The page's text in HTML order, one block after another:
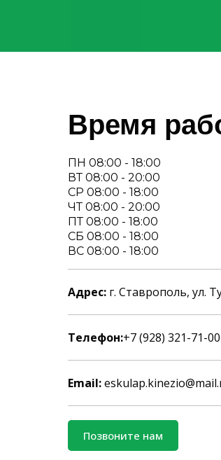
Время
ПН 08:00 - 18:00
ВТ 08:00 - 20:00
СР 08:00 - 18:00
ЧТ 08:00 - 20:00
ПТ 08:00 - 18:00
СБ 08:00 - 18:00
ВС 08:00 - 18:00
Адрес: г. Ставрополь, ул.
Телефон:+7 (928) 321-71-00
Email:
Позвоните нам